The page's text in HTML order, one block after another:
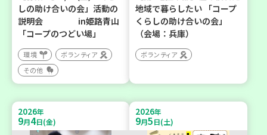
しの助け合いの会」活動の
説明会 in姫路青山
「コープのつどい場」
環境
ボランティア
その他
地域で暮らしたい 「コープ
くらしの助け合いの会」
（会場：兵庫）
ボランティア
2026年
9月4日(金)
2026年
9月5日(土)